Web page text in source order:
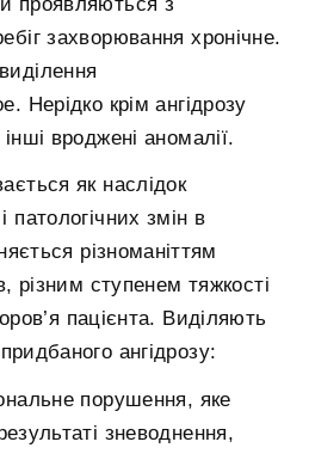
захворювання хронічне.
Нерідко крім ангідрозу
вроджені аномалії.
як наслідок
патологічних змін в
різноманіттям
різним ступенем тяжкості
пацієнта. Виділяють
ангідрозу:
порушення, яке
зневоднення,